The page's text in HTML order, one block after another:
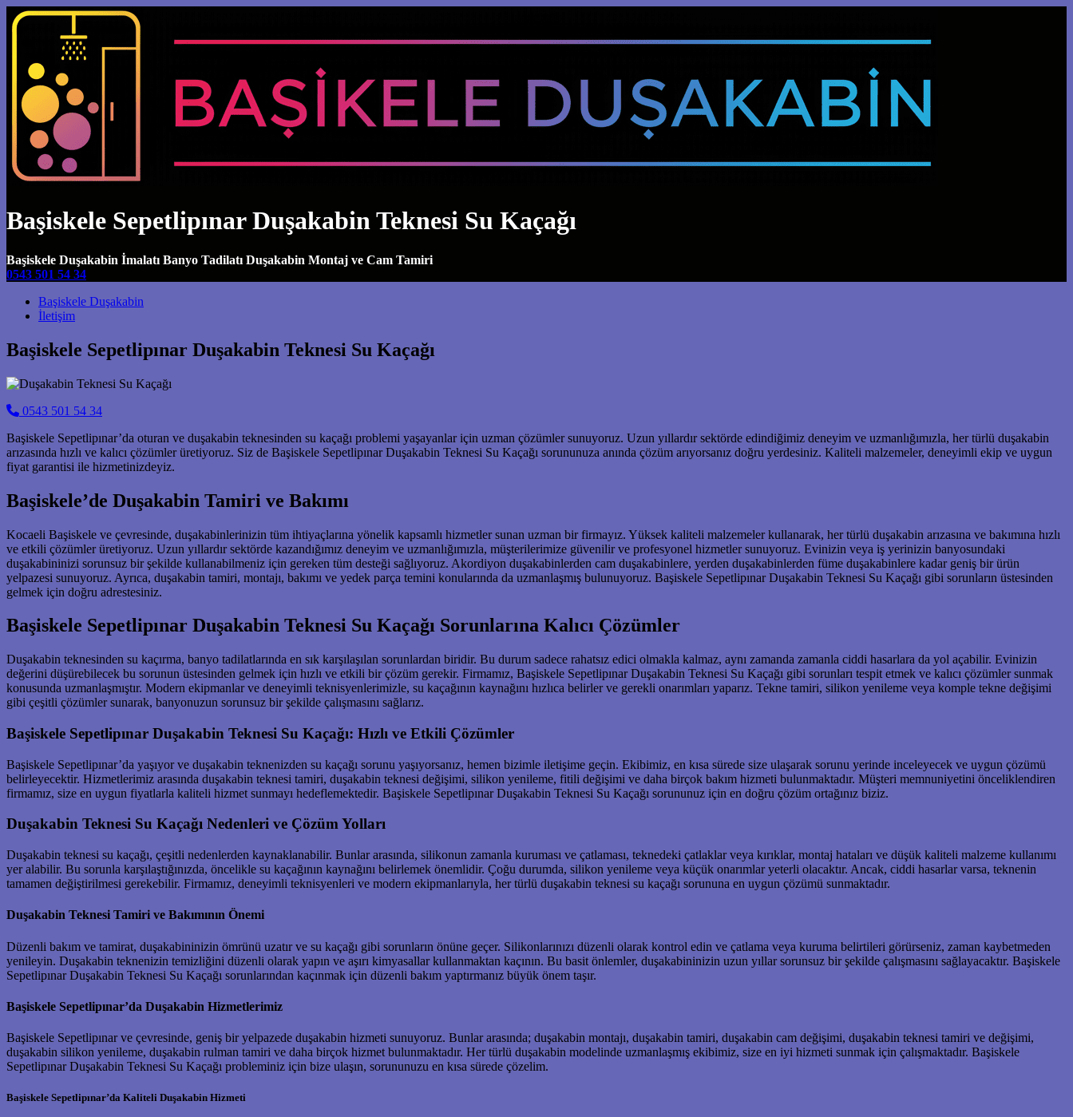
Başiskele Sepetlipınar Duşakabin Teknesi Su Kaçağı
Başiskele Duşakabin İmalatı Banyo Tadilatı Duşakabin Montaj ve Cam Tamiri
0543 501 54 34
Main Navigation
Başiskele Duşakabin
İletişim
Başiskele Sepetlipınar Duşakabin Teknesi Su Kaçağı
0543 501 54 34
Başiskele Sepetlipınar’da oturan ve duşakabin teknesinden su kaçağı problemi yaşayanlar için uzman çözümler sunuyoruz. Uzun yıllardır sektörde edindiğimiz deneyim ve uzmanlığımızla, her türlü duşakabin
arızasında hızlı ve kalıcı çözümler üretiyoruz. Siz de Başiskele Sepetlipınar Duşakabin Teknesi Su Kaçağı sorununuza anında çözüm arıyorsanız doğru yerdesiniz. Kaliteli malzemeler, deneyimli ekip ve uygun
fiyat garantisi ile hizmetinizdeyiz.
Başiskele’de Duşakabin Tamiri ve Bakımı
Kocaeli Başiskele ve çevresinde, duşakabinlerinizin tüm ihtiyaçlarına yönelik kapsamlı hizmetler sunan uzman bir firmayız. Yüksek kaliteli malzemeler kullanarak, her türlü duşakabin arızasına ve bakımına hızlı
ve etkili çözümler üretiyoruz. Uzun yıllardır sektörde kazandığımız deneyim ve uzmanlığımızla, müşterilerimize güvenilir ve profesyonel hizmetler sunuyoruz. Evinizin veya iş yerinizin banyosundaki
duşakabininizi sorunsuz bir şekilde kullanabilmeniz için gereken tüm desteği sağlıyoruz. Akordiyon duşakabinlerden cam duşakabinlere, yerden duşakabinlerden füme duşakabinlere kadar geniş bir ürün
yelpazesi sunuyoruz. Ayrıca, duşakabin tamiri, montajı, bakımı ve yedek parça temini konularında da uzmanlaşmış bulunuyoruz. Başiskele Sepetlipınar Duşakabin Teknesi Su Kaçağı gibi sorunların üstesinden
gelmek için doğru adrestesiniz.
Başiskele Sepetlipınar Duşakabin Teknesi Su Kaçağı Sorunlarına Kalıcı Çözümler
Duşakabin teknesinden su kaçırma, banyo tadilatlarında en sık karşılaşılan sorunlardan biridir. Bu durum sadece rahatsız edici olmakla kalmaz, aynı zamanda zamanla ciddi hasarlara da yol açabilir. Evinizin
değerini düşürebilecek bu sorunun üstesinden gelmek için hızlı ve etkili bir çözüm gerekir. Firmamız, Başiskele Sepetlipınar Duşakabin Teknesi Su Kaçağı gibi sorunları tespit etmek ve kalıcı çözümler sunmak
konusunda uzmanlaşmıştır. Modern ekipmanlar ve deneyimli teknisyenlerimizle, su kaçağının kaynağını hızlıca belirler ve gerekli onarımları yaparız. Tekne tamiri, silikon yenileme veya komple tekne değişimi
gibi çeşitli çözümler sunarak, banyonuzun sorunsuz bir şekilde çalışmasını sağlarız.
Başiskele Sepetlipınar Duşakabin Teknesi Su Kaçağı: Hızlı ve Etkili Çözümler
Başiskele Sepetlipınar’da yaşıyor ve duşakabin teknenizden su kaçağı sorunu yaşıyorsanız, hemen bizimle iletişime geçin. Ekibimiz, en kısa sürede size ulaşarak sorunu yerinde inceleyecek ve uygun çözümü
belirleyecektir. Hizmetlerimiz arasında duşakabin teknesi tamiri, duşakabin teknesi değişimi, silikon yenileme, fitili değişimi ve daha birçok bakım hizmeti bulunmaktadır. Müşteri memnuniyetini önceliklendiren
firmamız, size en uygun fiyatlarla kaliteli hizmet sunmayı hedeflemektedir. Başiskele Sepetlipınar Duşakabin Teknesi Su Kaçağı sorununuz için en doğru çözüm ortağınız biziz.
Duşakabin Teknesi Su Kaçağı Nedenleri ve Çözüm Yolları
Duşakabin teknesi su kaçağı, çeşitli nedenlerden kaynaklanabilir. Bunlar arasında, silikonun zamanla kuruması ve çatlaması, teknedeki çatlaklar veya kırıklar, montaj hataları ve düşük kaliteli malzeme kullanımı
yer alabilir. Bu sorunla karşılaştığınızda, öncelikle su kaçağının kaynağını belirlemek önemlidir. Çoğu durumda, silikon yenileme veya küçük onarımlar yeterli olacaktır. Ancak, ciddi hasarlar varsa, teknenin
tamamen değiştirilmesi gerekebilir. Firmamız, deneyimli teknisyenleri ve modern ekipmanlarıyla, her türlü duşakabin teknesi su kaçağı sorununa en uygun çözümü sunmaktadır.
Duşakabin Teknesi Tamiri ve Bakımının Önemi
Düzenli bakım ve tamirat, duşakabininizin ömrünü uzatır ve su kaçağı gibi sorunların önüne geçer. Silikonlarınızı düzenli olarak kontrol edin ve çatlama veya kuruma belirtileri görürseniz, zaman kaybetmeden
yenileyin. Duşakabin teknenizin temizliğini düzenli olarak yapın ve aşırı kimyasallar kullanmaktan kaçının. Bu basit önlemler, duşakabininizin uzun yıllar sorunsuz bir şekilde çalışmasını sağlayacaktır. Başiskele
Sepetlipınar Duşakabin Teknesi Su Kaçağı sorunlarından kaçınmak için düzenli bakım yaptırmanız büyük önem taşır.
Başiskele Sepetlipınar’da Duşakabin Hizmetlerimiz
Başiskele Sepetlipınar ve çevresinde, geniş bir yelpazede duşakabin hizmeti sunuyoruz. Bunlar arasında; duşakabin montajı, duşakabin tamiri, duşakabin cam değişimi, duşakabin teknesi tamiri ve değişimi,
duşakabin silikon yenileme, duşakabin rulman tamiri ve daha birçok hizmet bulunmaktadır. Her türlü duşakabin modelinde uzmanlaşmış ekibimiz, size en iyi hizmeti sunmak için çalışmaktadır. Başiskele
Sepetlipınar Duşakabin Teknesi Su Kaçağı probleminiz için bize ulaşın, sorununuzu en kısa sürede çözelim.
Başiskele Sepetlipınar’da Kaliteli Duşakabin Hizmeti